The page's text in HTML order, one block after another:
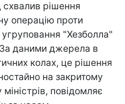
схвалив рішення
операцію проти
угруповання "Хезболла"
За даними джерела в
колах, це рішення
на закритому
міністрів, повідомляє